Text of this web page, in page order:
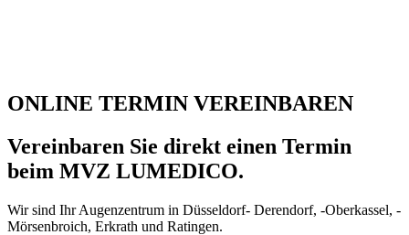
ONLINE TERMIN VEREINBAREN
Vereinbaren Sie direkt einen Termin
beim MVZ LUMEDICO.
Wir sind Ihr Augenzentrum in Düsseldorf- Derendorf, -Oberkassel, -
Mörsenbroich, Erkrath und Ratingen.